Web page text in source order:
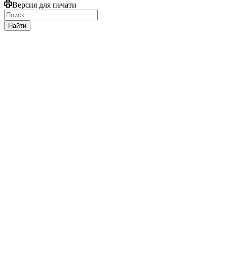
Версия для печати
Найти